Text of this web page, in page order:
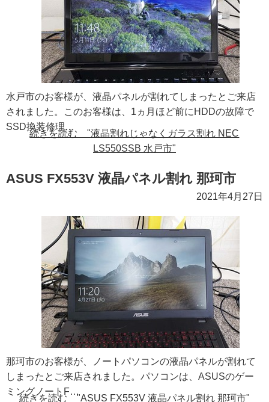
水戸市のお客様が、液晶パネルが割れてしまったとご来店
されました。このお客様は、1ヵ月ほど前にHDDの故障で
SSD換装修理…
続きを読む "液晶割れじゃなくガラス割れ NEC
LS550SSB 水戸市"
ASUS FX553V 液晶パネル割れ 那珂市
2021年4月27日
那珂市のお客様が、ノートパソコンの液晶パネルが割れて
しまったとご来店されました。パソコンは、ASUSのゲー
ミングノートF…
続きを読む "ASUS FX553V 液晶パネル割れ 那珂市"